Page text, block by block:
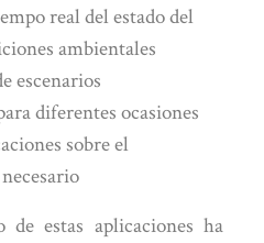
real del estado del
ambientales
escenarios
diferentes ocasiones
sobre el
estas aplicaciones ha